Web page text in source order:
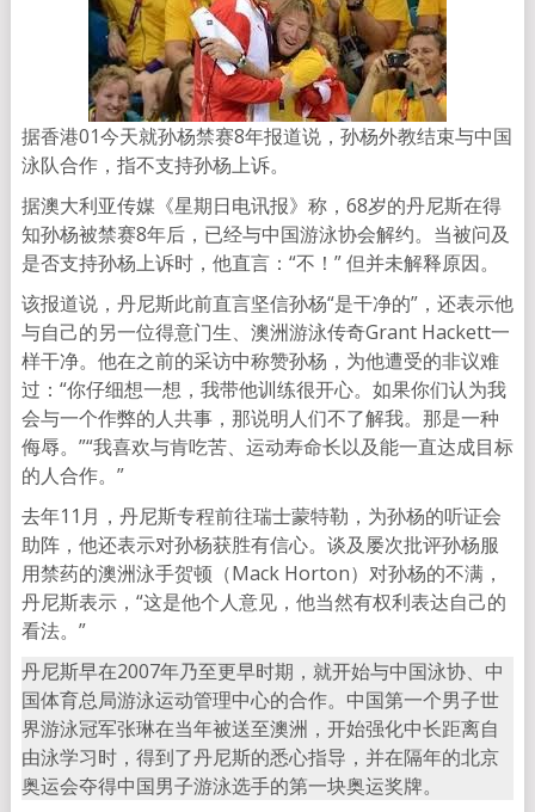
据香港01今天就孙杨禁赛8年报道说，孙杨外教结束与中国
泳队合作，指不支持孙杨上诉。
据澳大利亚传媒《星期日电讯报》称，68岁的丹尼斯在得
知孙杨被禁赛8年后，已经与中国游泳协会解约。当被问及
是否支持孙杨上诉时，他直言：“不！” 但并未解释原因。
该报道说，丹尼斯此前直言坚信孙杨“是干净的”，还表示他
与自己的另一位得意门生、澳洲游泳传奇Grant Hackett一
样干净。他在之前的采访中称赞孙杨，为他遭受的非议难
过：“你仔细想一想，我带他训练很开心。如果你们认为我
会与一个作弊的人共事，那说明人们不了解我。那是一种
侮辱。”“我喜欢与肯吃苦、运动寿命长以及能一直达成目标
的人合作。”
去年11月，丹尼斯专程前往瑞士蒙特勒，为孙杨的听证会
助阵，他还表示对孙杨获胜有信心。谈及屡次批评孙杨服
用禁药的澳洲泳手贺顿（Mack Horton）对孙杨的不满，
丹尼斯表示，“这是他个人意见，他当然有权利表达自己的
看法。”
丹尼斯早在2007年乃至更早时期，就开始与中国泳协、中
国体育总局游泳运动管理中心的合作。中国第一个男子世
界游泳冠军张琳在当年被送至澳洲，开始强化中长距离自
由泳学习时，得到了丹尼斯的悉心指导，并在隔年的北京
奥运会夺得中国男子游泳选手的第一块奥运奖牌。